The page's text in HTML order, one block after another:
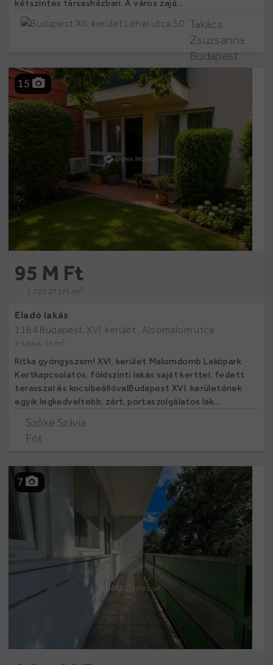
kétszintes társasházban. A város zajá...
Takács
Zsuzsanna
Budapest
XIII. kerület
Lehel utca 50
15
95 M Ft
1 727 273 Ft /m2
Eladó lakás
1164 Budapest, XVI. kerület , Alsómalom utca
2 szoba, 55 m 2
Ritka gyöngyszem! XVI. kerület Malomdomb Lakópark
Kertkapcsolatos, földszinti lakás saját kerttel, fedett
terasszal és kocsibeállóvalBudapest XVI. kerületének
egyik legkedveltebb, zárt, portaszolgálatos lak...
Szőke Szilvia
Fót
7